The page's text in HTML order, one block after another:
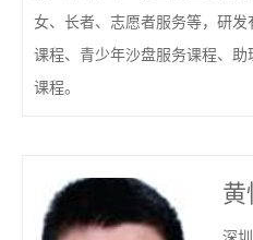
女、长者、志愿者服务等，研
课程、青少年沙盘服务课程、助
课程。
黄